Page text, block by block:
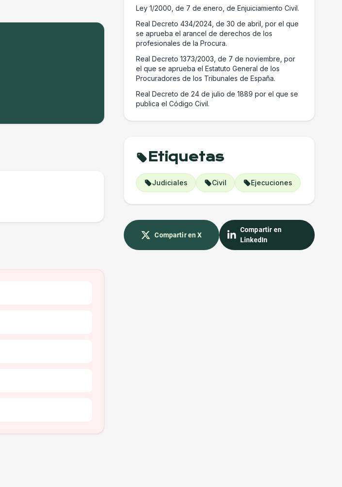
Ley 1/2000, de 7 de enero, de Enjuiciamiento Civil.
Real Decreto 434/2024, de 30 de abril, por el que
se aprueba el arancel de derechos de los
profesionales de la Procura.
Real Decreto 1373/2003, de 7 de noviembre, por
el que se aprueba el Estatuto General de los
Procuradores de los Tribunales de España.
Real Decreto de 24 de julio de 1889 por el que se
publica el Código Civil.
Etiquetas
Judiciales Civil Ejecuciones
Compartir en X
Compartir en
LinkedIn